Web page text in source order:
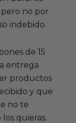
no por
indebido.
de 15
entrega
productos
y que
no te
quieras.